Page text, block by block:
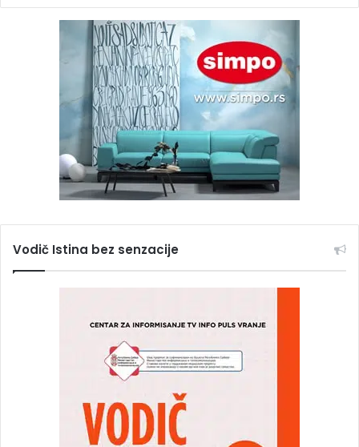
Vodič Istina bez senzacije